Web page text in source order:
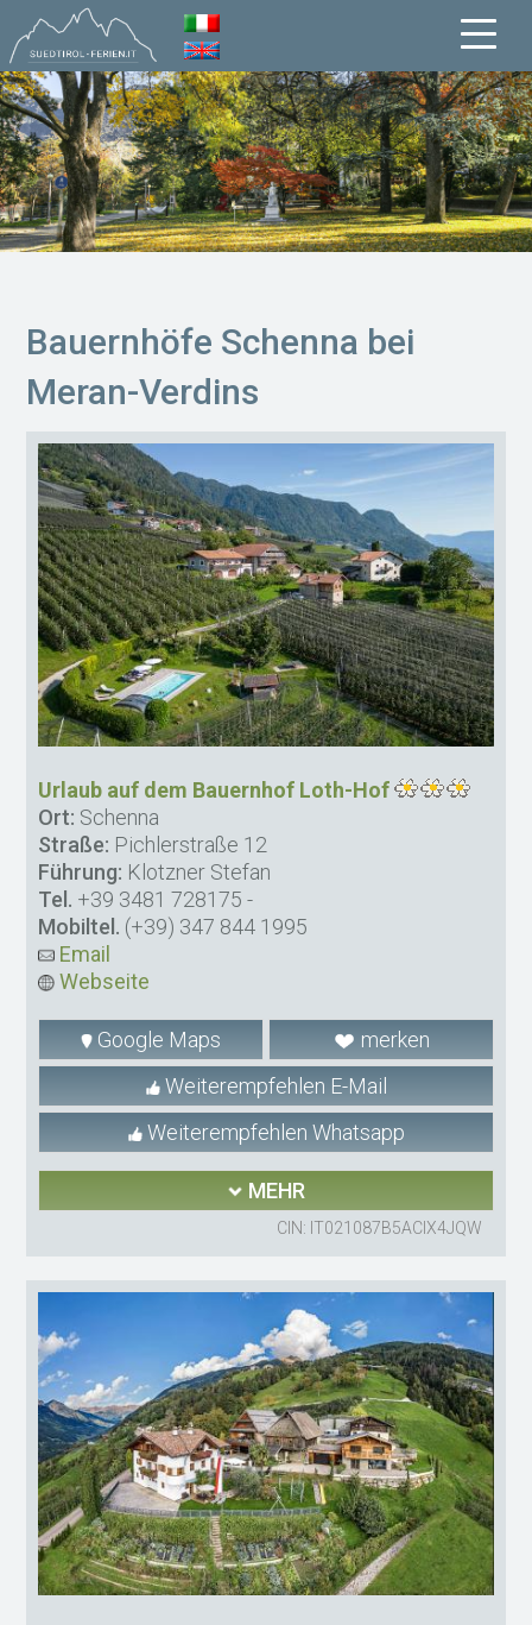
Bauernhöfe Schenna bei
Meran-Verdins
Urlaub auf dem Bauernhof Loth-Hof
Ort: Schenna
Straße: Pichlerstraße 12
Führung: Klotzner Stefan
Tel. +39 3481 728175 -
Mobiltel. (+39) 347 844 1995
Email
Webseite
Google Maps
merken
Weiterempfehlen E-Mail
Weiterempfehlen Whatsapp
MEHR
CIN: IT021087B5ACIX4JQW